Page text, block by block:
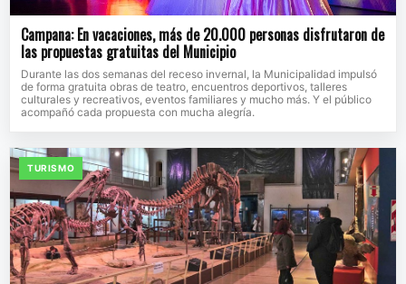
Campana: En vacaciones, más de 20.000 personas disfrutaron de
las propuestas gratuitas del Municipio
Durante las dos semanas del receso invernal, la Municipalidad impulsó
de forma gratuita obras de teatro, encuentros deportivos, talleres
culturales y recreativos, eventos familiares y mucho más. Y el público
acompañó cada propuesta con mucha alegría.
TURISMO